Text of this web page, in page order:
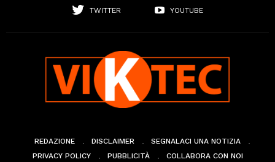
TWITTER
YOUTUBE
REDAZIONE DISCLAIMER
SEGNALACI UNA NOTIZIA
PRIVACY POLICY
PUBBLICITÀ COLLABORA CON NOI